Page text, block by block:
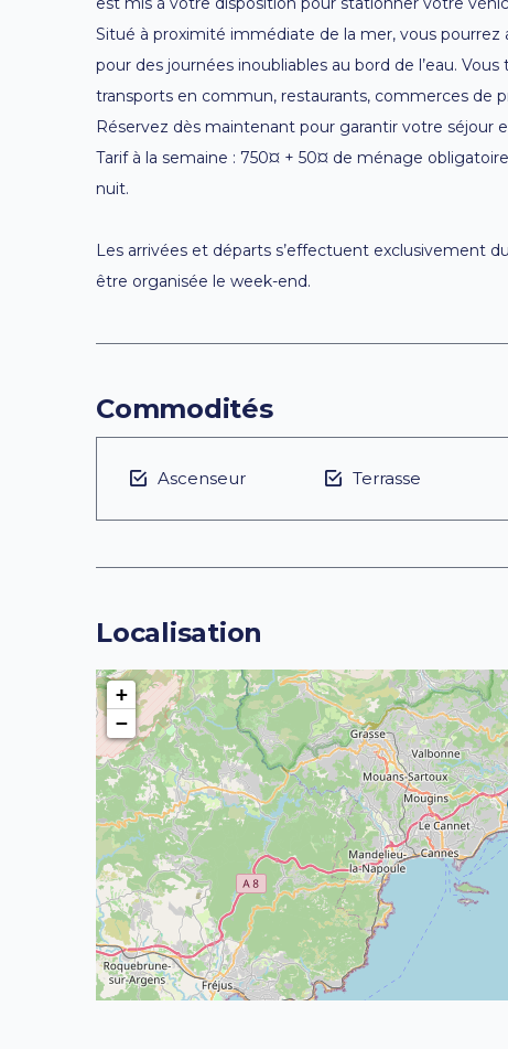
Situé à proximité immédiate de la mer, vous
pour des journées inoubliables au bord de l’eau.
transports en commun, restaurants, commerces de
Réservez dès maintenant pour garantir votre séjour
Tarif à la semaine : 750¤ + 50¤ de ménage
nuit.
Les arrivées et départs s’effectuent exclusivement
être organisée le week-end.
Commodités
Ascenseur Terrasse
Localisation
+
−